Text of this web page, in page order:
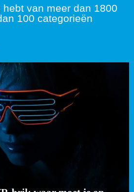
van meer dan 1800
100 categorieën